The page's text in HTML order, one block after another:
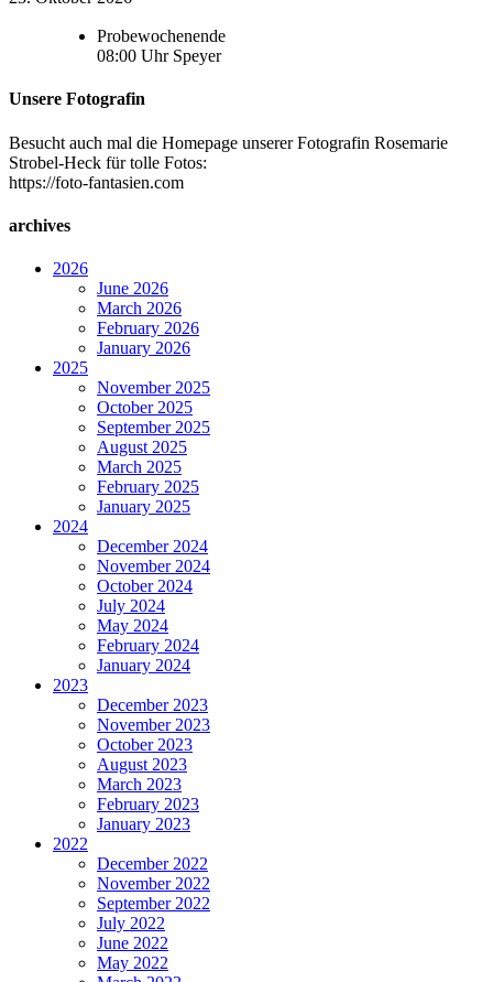
Probewochenende
08:00 Uhr Speyer
Unsere Fotografin
Besucht auch mal die Homepage unserer Fotografin Rosemarie
Strobel-Heck für tolle Fotos:
https://foto-fantasien.com
archives
2026
June 2026
March 2026
February 2026
January 2026
2025
November 2025
October 2025
September 2025
August 2025
March 2025
February 2025
January 2025
2024
December 2024
November 2024
October 2024
July 2024
May 2024
February 2024
January 2024
2023
December 2023
November 2023
October 2023
August 2023
March 2023
February 2023
January 2023
2022
December 2022
November 2022
September 2022
July 2022
June 2022
May 2022